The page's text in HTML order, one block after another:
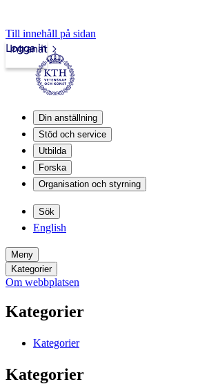
Till innehåll på sidan
Intranät
Logga in
Din anställning
Stöd och service
Utbilda
Forska
Organisation och styrning
Sök
English
Meny
Kategorier
Om webbplatsen
Kategorier
Kategorier
Kategorier